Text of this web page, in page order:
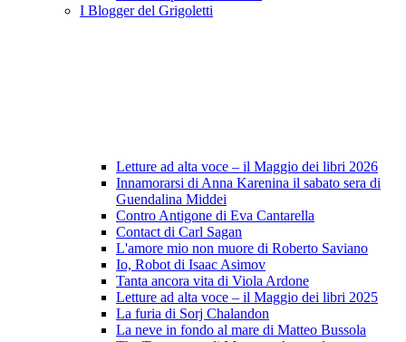
I Blogger del Grigoletti
Letture ad alta voce – il Maggio dei libri 2026
Innamorarsi di Anna Karenina il sabato sera di
Guendalina Middei
Contro Antigone di Eva Cantarella
Contact di Carl Sagan
L'amore mio non muore di Roberto Saviano
Io, Robot di Isaac Asimov
Tanta ancora vita di Viola Ardone
Letture ad alta voce – il Maggio dei libri 2025
La furia di Sorj Chalandon
La neve in fondo al mare di Matteo Bussola